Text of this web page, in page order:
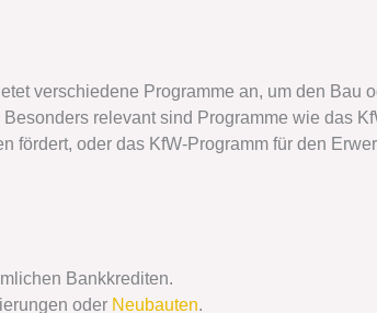
verschiedene Programme an, um den Bau
relevant sind Programme wie das
fördert, oder das KfW-Programm für den
Bankkrediten.
oder Neubauten.